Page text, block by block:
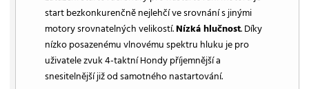
start bezkonkurenčně nejlehčí ve srovnání s jinými
motory srovnatelných velikostí.Nízká hlučnost. Díky
nízko posazenému vlnovému spektru hluku je pro
uživatele zvuk 4-taktní Hondy příjemnější a
snesitelnější již od samotného nastartování.